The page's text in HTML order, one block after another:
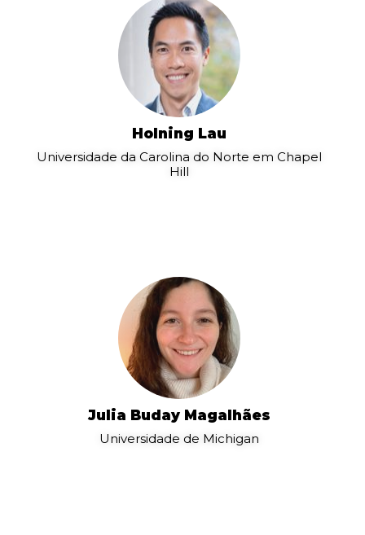
Holning Lau
Universidade da Carolina do Norte em Chapel
Hill
Julia Buday Magalhães
Universidade de Michigan